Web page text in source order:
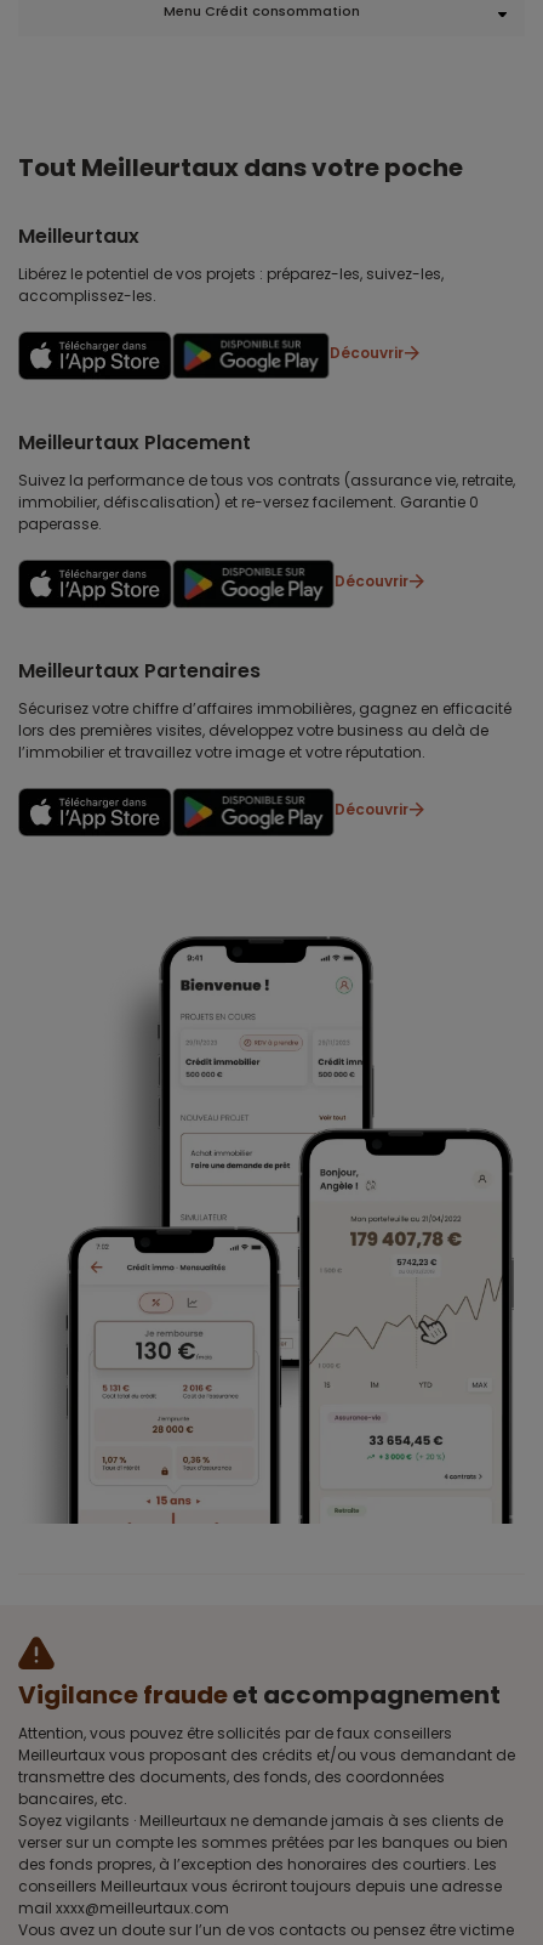
Menu Crédit consommation
Tout Meilleurtaux dans votre poche
Meilleurtaux
Libérez le potentiel de vos projets : préparez-les, suivez-les,
accomplissez-les.
Découvrir
Meilleurtaux Placement
Suivez la performance de tous vos contrats (assurance vie, retraite,
immobilier, défiscalisation) et re-versez facilement. Garantie 0
paperasse.
Découvrir
Meilleurtaux Partenaires
Sécurisez votre chiffre d’affaires immobilières, gagnez en efficacité
lors des premières visites, développez votre business au delà de
l’immobilier et travaillez votre image et votre réputation.
Découvrir
Vigilance fraudeet accompagnement
Attention, vous pouvez être sollicités par de faux conseillers
Meilleurtaux vous proposant des crédits et/ou vous demandant de
transmettre des documents, des fonds, des coordonnées
bancaires, etc.
Soyez vigilants · Meilleurtaux ne demande jamais à ses clients de
verser sur un compte les sommes prêtées par les banques ou bien
des fonds propres, à l’exception des honoraires des courtiers. Les
conseillers Meilleurtaux vous écriront toujours depuis une adresse
mail xxxx@meilleurtaux.com
Vous avez un doute sur l’un de vos contacts ou pensez être victime